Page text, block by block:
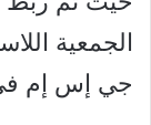
جي إس إم في